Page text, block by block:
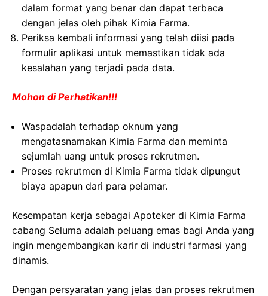
dalam format yang benar dan dapat terbaca
dengan jelas oleh pihak Kimia Farma.
Periksa kembali informasi yang telah diisi pada
formulir aplikasi untuk memastikan tidak ada
kesalahan yang terjadi pada data.
Mohon di Perhatikan!!!
Waspadalah terhadap oknum yang
mengatasnamakan Kimia Farma dan meminta
sejumlah uang untuk proses rekrutmen.
Proses rekrutmen di Kimia Farma tidak dipungut
biaya apapun dari para pelamar.
Kesempatan kerja sebagai Apoteker di Kimia Farma
cabang Seluma adalah peluang emas bagi Anda yang
ingin mengembangkan karir di industri farmasi yang
dinamis.
Dengan persyaratan yang jelas dan proses rekrutmen